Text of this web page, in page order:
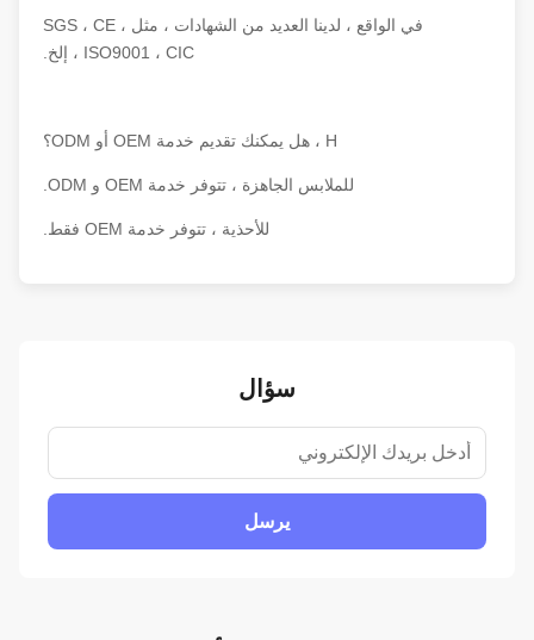
في الواقع ، لدينا العديد من الشهادات ، مثل SGS ، CE ،
ISO9001 ، CIC ، إلخ.
للملابس الجاهزة ، تتوفر خدمة OEM و ODM.
للأحذية ، تتوفر خدمة OEM فقط.
سؤال
يرسل